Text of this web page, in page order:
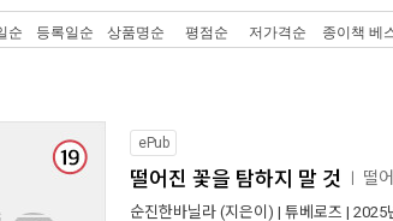
순 등록일순 상품명순 평점순 저가격순 종이책 베
ePub
떨어진 꽃을 탐하지 말 것 떨
순진한바닐라 (지은이) | 튜베로즈 | 2025